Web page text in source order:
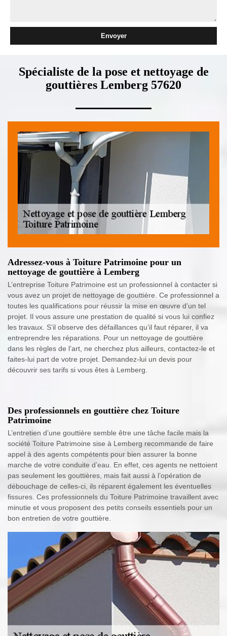
Spécialiste de la pose et nettoyage de
gouttières Lemberg 57620
Adressez-vous à Toiture Patrimoine pour un
nettoyage de gouttière à Lemberg
L’entreprise Toiture Patrimoine est un professionnel à contacter si
vous avez un projet de nettoyage de gouttière. Ce professionnel a
toutes les qualifications pour réussir la mise en œuvre d’un tel
projet. Il vous assure une prestation de qualité si vous lui confiez
les travaux. S’il observe des défaillances qu’il faut réparer, il va
entreprendre les réparations. Pour un nettoyage de gouttière
dans les règles de l’art, ne cherchez plus ailleurs, contactez-le et
faites-lui part de votre projet. Demandez-lui un devis pour
découvrir ses tarifs si vous êtes à Lemberg.
Des professionnels en gouttière chez Toiture
Patrimoine
L’entretien d’une gouttière semble être une tâche facile mais la
société Toiture Patrimoine sise à Lemberg recommande de faire
appel à des agents compétents pour bien assurer la bonne
marche de votre conduite d’eau. En effet, ces agents ne nettoient
pas seulement les gouttières, mais fait aussi à l’opération de
débouchage de celles-ci, ils réparent également les éventuelles
fissures. Ces professionnels du Toiture Patrimoine travaillent avec
minutie et vous proposent des petits conseils essentiels pour un
bon entretien de votre gouttière.